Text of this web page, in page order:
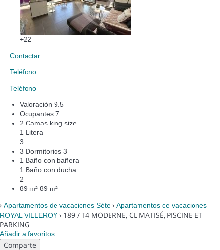
+22
Contactar
Teléfono
Teléfono
Valoración 9.5
Ocupantes 7
2 Camas king size
1 Litera
3
3 Dormitorios 3
1 Baño con bañera
1 Baño con ducha
2
89 m² 89 m²
› Apartamentos de vacaciones Sète › Apartamentos de vacaciones
ROYAL VILLEROY › 189 / T4 MODERNE, CLIMATISÉ, PISCINE ET
PARKING
Añadir a favoritos
Comparte